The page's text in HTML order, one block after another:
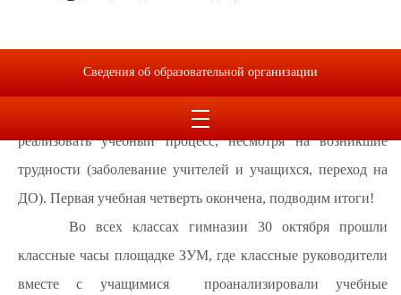
года, которая прошла в сложной эпидемиологической
обстановке. Педагоги гимназии постарались в полной мере
реализовать учебный процесс, несмотря на возникшие
трудности (заболевание учителей и учащихся, переход на
ДО). Первая учебная четверть окончена, подводим итоги!
Во всех классах гимназии 30 октября прошли
классные часы площадке ЗУМ, где классные руководители
вместе с учащимися проанализировали учебные
Сведения об образовательной организации